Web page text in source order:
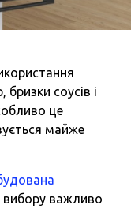
соусів і
це
майже
вибору важливо